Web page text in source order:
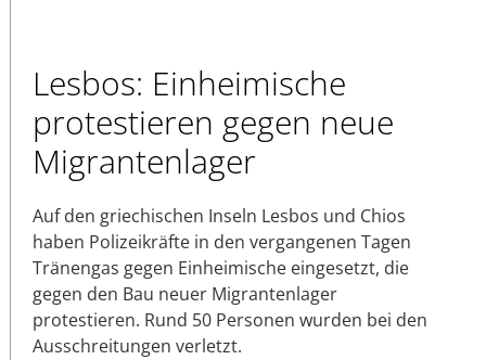
Lesbos: Einheimische
protestieren gegen neue
Migrantenlager
Auf den griechischen Inseln Lesbos und Chios
haben Polizeikräfte in den vergangenen Tagen
Tränengas gegen Einheimische eingesetzt, die
gegen den Bau neuer Migrantenlager
protestieren. Rund 50 Personen wurden bei den
Ausschreitungen verletzt.